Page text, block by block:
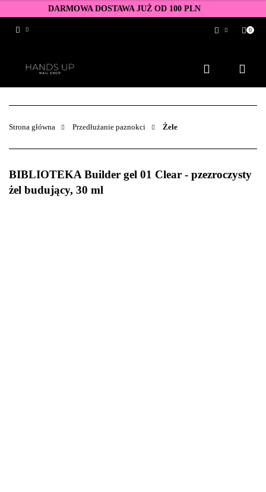
DARMOWA DOSTAWA JUŻ OD 100 PLN
Zarejestruj się
Dodaj zgłoszenie
Zgody cookies
0
Strona główna Przedłużanie paznokci Żele
BIBLIOTEKA Builder gel 01 Clear - pzezroczysty
żel budujący, 30 ml